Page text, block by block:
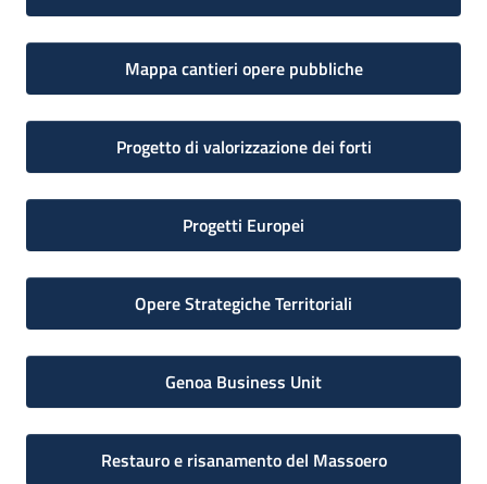
Mappa cantieri opere pubbliche
Progetto di valorizzazione dei forti
Progetti Europei
Opere Strategiche Territoriali
Genoa Business Unit
Restauro e risanamento del Massoero